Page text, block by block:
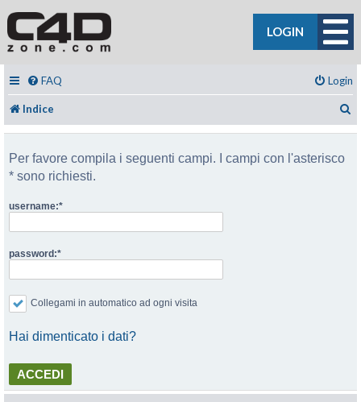
LOGIN
FAQ Login
Indice
Per favore compila i seguenti campi. I campi con l'asterisco
* sono richiesti.
username:
password:
Collegami in automatico ad ogni visita
Hai dimenticato i dati?